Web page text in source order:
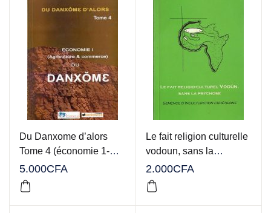
Du Danxome d’alors
Tome 4 (économie 1-
Agriculture & commerce
du Danxome)
5.000CFA
Le fait religion culturelle
vodoun, sans la
psychose
2.000CFA